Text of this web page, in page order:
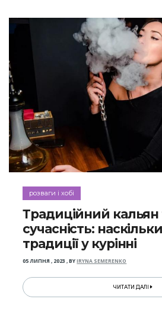
розваги і хобі
Традиційний кальян
сучасність:
традиції у курінні
05 ЛИПНЯ , 2023 ,BYIRYNA SEMERENKO
ЧИТАТИ ДАЛІ